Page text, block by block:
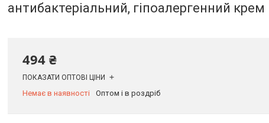
антибактеріальний, гіпоалергенний крем
494 ₴
ПОКАЗАТИ ОПТОВІ ЦІНИ
Немає в наявності Оптом і в роздріб